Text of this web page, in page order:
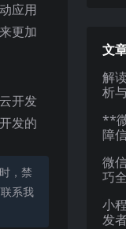
应用
更加
开发
发的
，禁
系我
文
解
析
**
障
微
巧
小
发